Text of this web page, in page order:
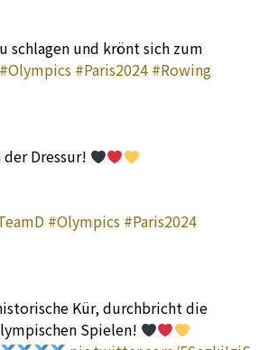
schlagen und krönt sich zum
#Olympics #Paris2024 #Rowing
Dressur!
#Olympics #Paris2024
Kür, durchbricht die
Spielen!